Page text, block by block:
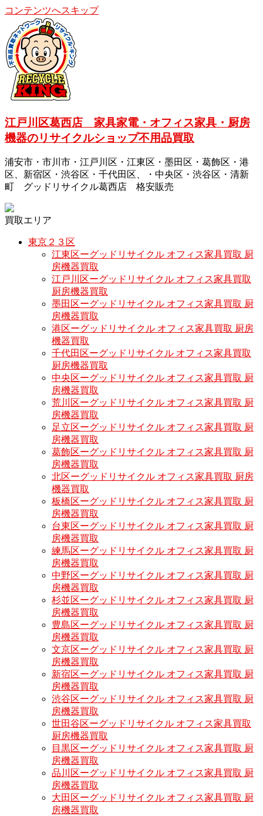
コンテンツへスキップ
江戸川区葛西店 家具家電・オフィス家具・厨房
機器のリサイクルショップ不用品買取
浦安市・市川市・江戸川区・江東区・墨田区・葛飾区・港
区、新宿区・渋谷区・千代田区、・中央区・渋谷区・清新
町 グッドリサイクル葛西店 格安販売
買取エリア
東京２３区
江東区ーグッドリサイクル オフィス家具買取 厨
房機器買取
江戸川区ーグッドリサイクル オフィス家具買取
厨房機器買取
墨田区ーグッドリサイクル オフィス家具買取 厨
房機器買取
港区ーグッドリサイクル オフィス家具買取 厨房
機器買取
千代田区ーグッドリサイクル オフィス家具買取
厨房機器買取
中央区ーグッドリサイクル オフィス家具買取 厨
房機器買取
荒川区ーグッドリサイクル オフィス家具買取 厨
房機器買取
足立区ーグッドリサイクル オフィス家具買取 厨
房機器買取
葛飾区ーグッドリサイクル オフィス家具買取 厨
房機器買取
北区ーグッドリサイクル オフィス家具買取 厨房
機器買取
板橋区ーグッドリサイクル オフィス家具買取 厨
房機器買取
台東区ーグッドリサイクル オフィス家具買取 厨
房機器買取
練馬区ーグッドリサイクル オフィス家具買取 厨
房機器買取
中野区ーグッドリサイクル オフィス家具買取 厨
房機器買取
杉並区ーグッドリサイクル オフィス家具買取 厨
房機器買取
豊島区ーグッドリサイクル オフィス家具買取 厨
房機器買取
文京区ーグッドリサイクル オフィス家具買取 厨
房機器買取
新宿区ーグッドリサイクル オフィス家具買取 厨
房機器買取
渋谷区ーグッドリサイクル オフィス家具買取 厨
房機器買取
世田谷区ーグッドリサイクル オフィス家具買取
厨房機器買取
目黒区ーグッドリサイクル オフィス家具買取 厨
房機器買取
品川区ーグッドリサイクル オフィス家具買取 厨
房機器買取
大田区ーグッドリサイクル オフィス家具買取 厨
房機器買取